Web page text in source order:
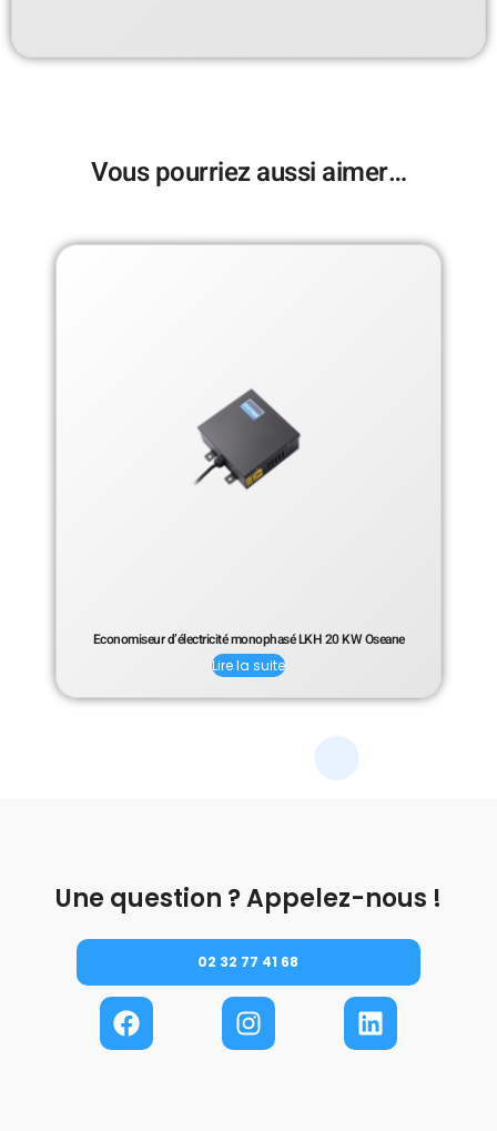
Vous pourriez aussi aimer…
Economiseur d’électricité monophasé LKH 20 KW Oseane
Lire la suite
Une question ? Appelez-nous !
02 32 77 41 68